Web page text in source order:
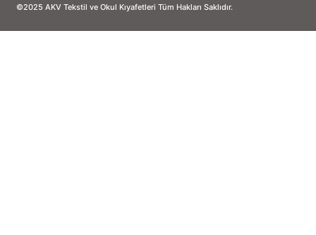
©2025 AKV Tekstil ve Okul Kıyafetleri Tüm Hakları Saklıdır.